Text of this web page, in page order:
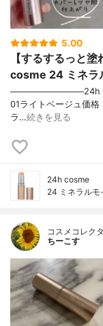
5.00
【するするっと
cosme 24 ミネラ
────────────24h
01ライトベージュ価
ラ…続きを見る
24h cosme
24 ミネラルモ
コスメコレク
ちーこす